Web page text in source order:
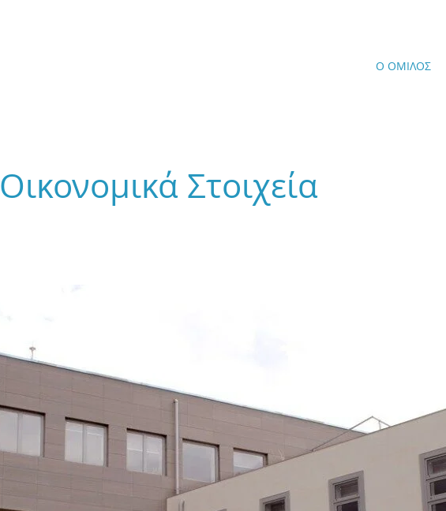
Ο ΟΜΙΛΟΣ
Οικονομικά Στοιχεία